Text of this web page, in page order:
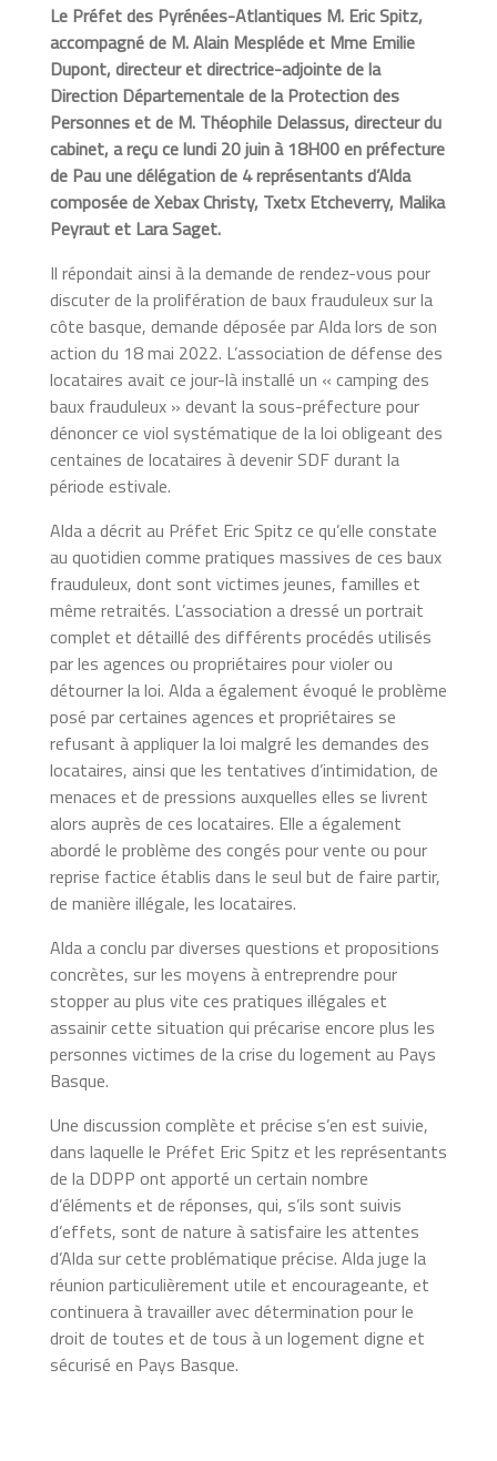
Le Préfet des Pyrénées-Atlantiques M. Eric Spitz,
accompagné de M. Alain Mespléde et Mme Emilie
Dupont, directeur et directrice-adjointe de la
Direction Départementale de la Protection des
Personnes et de M. Théophile Delassus, directeur du
cabinet, a reçu ce lundi 20 juin à 18H00 en préfecture
de Pau une délégation de 4 représentants d’Alda
composée de Xebax Christy, Txetx Etcheverry, Malika
Peyraut et Lara Saget.
Il répondait ainsi à la demande de rendez-vous pour
discuter de la prolifération de baux frauduleux sur la
côte basque, demande déposée par Alda lors de son
action du 18 mai 2022. L’association de défense des
locataires avait ce jour-là installé un « camping des
baux frauduleux » devant la sous-préfecture pour
dénoncer ce viol systématique de la loi obligeant des
centaines de locataires à devenir SDF durant la
période estivale.
Alda a décrit au Préfet Eric Spitz ce qu’elle constate
au quotidien comme pratiques massives de ces baux
frauduleux, dont sont victimes jeunes, familles et
même retraités. L’association a dressé un portrait
complet et détaillé des différents procédés utilisés
par les agences ou propriétaires pour violer ou
détourner la loi. Alda a également évoqué le problème
posé par certaines agences et propriétaires se
refusant à appliquer la loi malgré les demandes des
locataires, ainsi que les tentatives d’intimidation, de
menaces et de pressions auxquelles elles se livrent
alors auprès de ces locataires. Elle a également
abordé le problème des congés pour vente ou pour
reprise factice établis dans le seul but de faire partir,
de manière illégale, les locataires.
Alda a conclu par diverses questions et propositions
concrètes, sur les moyens à entreprendre pour
stopper au plus vite ces pratiques illégales et
assainir cette situation qui précarise encore plus les
personnes victimes de la crise du logement au Pays
Basque.
Une discussion complète et précise s’en est suivie,
dans laquelle le Préfet Eric Spitz et les représentants
de la DDPP ont apporté un certain nombre
d’éléments et de réponses, qui, s’ils sont suivis
d’effets, sont de nature à satisfaire les attentes
d’Alda sur cette problématique précise. Alda juge la
réunion particulièrement utile et encourageante, et
continuera à travailler avec détermination pour le
droit de toutes et de tous à un logement digne et
sécurisé en Pays Basque.